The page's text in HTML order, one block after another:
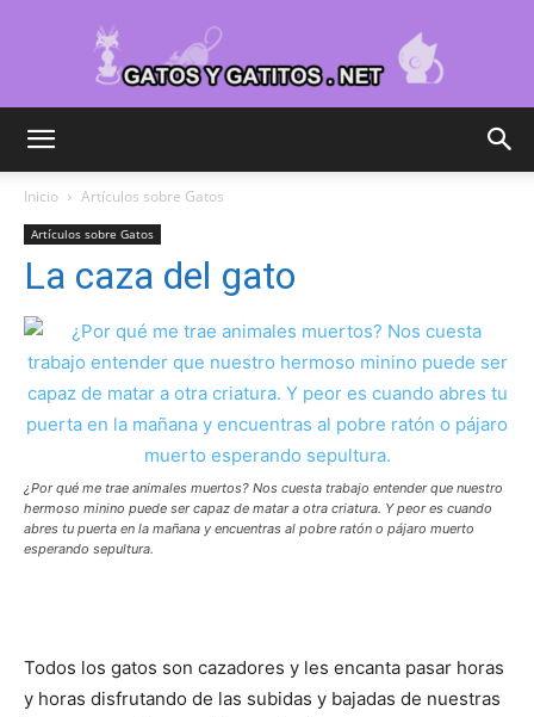
–
Fotos
Razas
Inicio Artículos sobre Gatos
Artículos sobre Gatos
La caza del gato
¿Por qué me trae animales muertos? Nos cuesta trabajo entender que nuestro
hermoso minino puede ser capaz de matar a otra criatura. Y peor es cuando
abres tu puerta en la mañana y encuentras al pobre ratón o pájaro muerto
esperando sepultura.
Todos los gatos son cazadores y les encanta pasar horas
y horas disfrutando de las subidas y bajadas de nuestras